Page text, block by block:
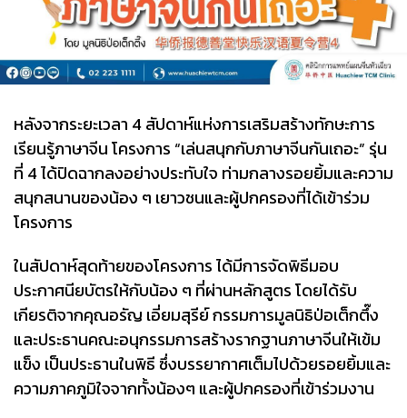
หลังจากระยะเวลา 4 สัปดาห์แห่งการเสริมสร้างทักษะการ
เรียนรู้ภาษาจีน โครงการ “เล่นสนุกกับภาษาจีนกันเถอะ” รุ่น
ที่ 4 ได้ปิดฉากลงอย่างประทับใจ ท่ามกลางรอยยิ้มและความ
สนุกสนานของน้อง ๆ เยาวชนและผู้ปกครองที่ได้เข้าร่วม
โครงการ
ในสัปดาห์สุดท้ายของโครงการ ได้มีการจัดพิธีมอบ
ประกาศนียบัตรให้กับน้อง ๆ ที่ผ่านหลักสูตร โดยได้รับ
เกียรติจากคุณอรัญ เอี่ยมสุรีย์ กรรมการมูลนิธิป่อเต็กตึ๊ง
และประธานคณะอนุกรรมการสร้างรากฐานภาษาจีนให้เข้ม
แข็ง เป็นประธานในพิธี ซึ่งบรรยากาศเต็มไปด้วยรอยยิ้มและ
ความภาคภูมิใจจากทั้งน้องๆ และผู้ปกครองที่เข้าร่วมงาน